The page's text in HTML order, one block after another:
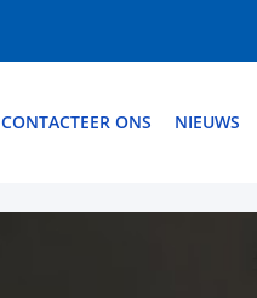
CONTACTEER ONS NIEUWS